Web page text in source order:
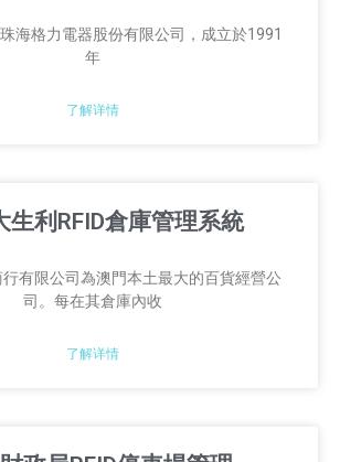
海格力電器股份有限公司，成立於1991
年
了解详情
生利RFID倉庫管理系統
有限公司為澳門本土最大的百貨經營公
司。每在其倉庫內收
了解详情